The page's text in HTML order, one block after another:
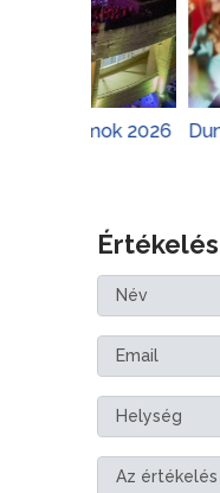
Dumaszínház